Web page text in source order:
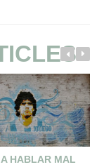
A HABLAR MAL